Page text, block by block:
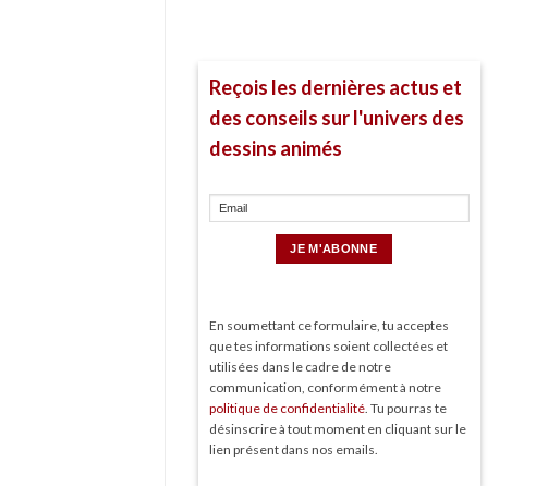
Reçois les dernières actus et
des conseils sur l'univers des
dessins animés
En soumettant ce formulaire, tu acceptes
que tes informations soient collectées et
utilisées dans le cadre de notre
communication, conformément à notre
politique de confidentialité . Tu pourras te
désinscrire à tout moment en cliquant sur le
lien présent dans nos emails.